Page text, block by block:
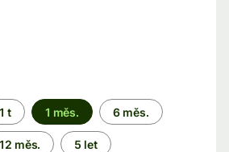
1 t 1 měs. 6 měs.
12 měs. 5 let